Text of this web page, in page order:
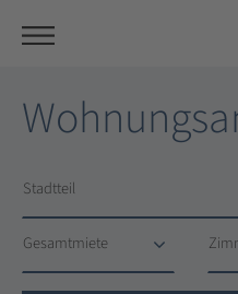
Stadtteil
Gesamtmiete